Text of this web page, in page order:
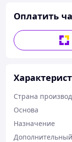
Оплатить
Страна
Основа
Назначение